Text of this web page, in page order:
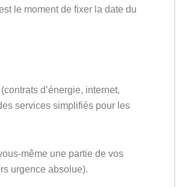
le moment de fixer la date du
d’énergie, internet,
services simplifiés pour les
même une partie de vos
urgence absolue).